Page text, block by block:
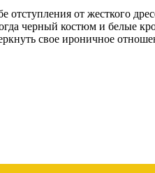
от жесткого
черный костюм и белые
свое ироничное